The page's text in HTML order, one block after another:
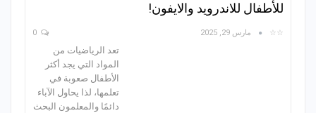
للأطفال للاندرويد والايفون!
☆☆ مارس 29, 2025
تعد الرياضيات من
المواد التي يجد أكثر
الأطفال صعوبة في
تعلمها، لذا يحاول الآباء
دائمًا والمعلمون البحث